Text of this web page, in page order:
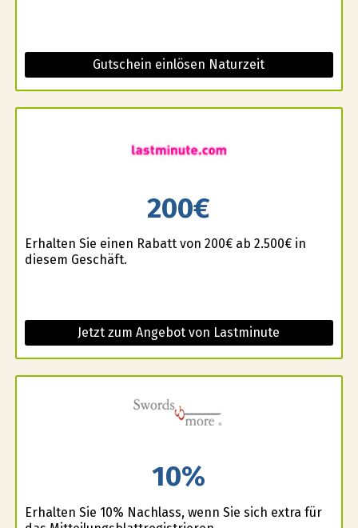
Gutschein einlösen Naturzeit
200€
Erhalten Sie einen Rabatt von 200€ ab 2.500€ in
diesem Geschäft.
Jetzt zum Angebot von Lastminute
10%
Erhalten Sie 10% Nachlass, wenn Sie sich extra für